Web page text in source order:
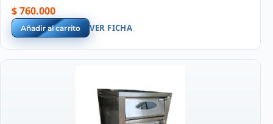
$ 760.000
Añadir al carrito VER FICHA